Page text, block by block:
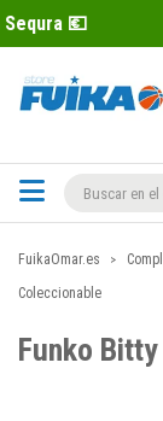
FuikaOmar.es
Coleccionable
Funko